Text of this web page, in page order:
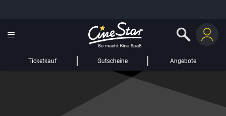
Ticketkauf Gutscheine Angebote
LIEBER CINESTAR-GAST,
Sie werden nun auf eine Website eines Drittanbieters weitergeleitet.
WEITER ZUR EXTERNEN SEITE
GUTSCHEIN HINZUFÜGEN
Gutschein
Gültig bis: